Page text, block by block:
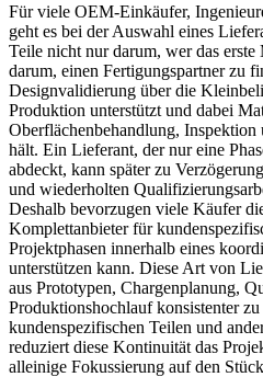
Für viele OEM-Einkäufer,
geht es bei der Auswahl eines
Teile nicht nur darum, wer das
darum, einen Fertigungspartner zu
Designvalidierung über die
Produktion unterstützt und dabei
Oberflächenbehandlung,
hält. Ein Lieferant, der nur eine
abdeckt, kann später zu
und wiederholten
Deshalb bevorzugen viele Käufer
Komplettanbieter für
Projektphasen innerhalb eines
unterstützen kann. Diese Art von
aus Prototypen, Chargenplanung,
Produktionshochlauf konsistenter
kundenspezifischen Teilen und
reduziert diese Kontinuität das
alleinige Fokussierung auf den